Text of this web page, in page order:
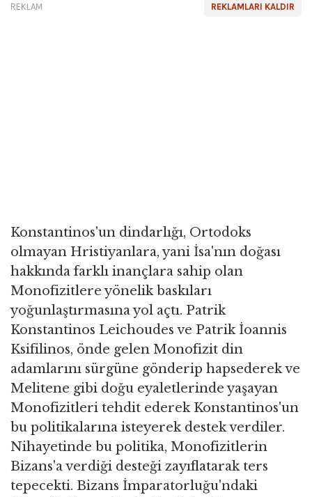
REKLAMLARI KALDIR
REKLAM
Konstantinos'un dindarlığı, Ortodoks
olmayan Hristiyanlara, yani İsa'nın doğası
hakkında farklı inançlara sahip olan
Monofizitlere yönelik baskıları
yoğunlaştırmasına yol açtı. Patrik
Konstantinos Leichoudes ve Patrik İoannis
Ksifilinos, önde gelen Monofizit din
adamlarını sürgüne gönderip hapsederek ve
Melitene gibi doğu eyaletlerinde yaşayan
Monofizitleri tehdit ederek Konstantinos'un
bu politikalarına isteyerek destek verdiler.
Nihayetinde bu politika, Monofizitlerin
Bizans'a verdiği desteği zayıflatarak ters
tepecekti. Bizans İmparatorluğu'ndaki